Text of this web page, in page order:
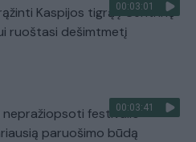
00:03:01
Kaspijos tigrą į Centrinę
ruoštasi dešimtmetį
00:03:41
nepražiopsoti festivalio
paruošimo būdą